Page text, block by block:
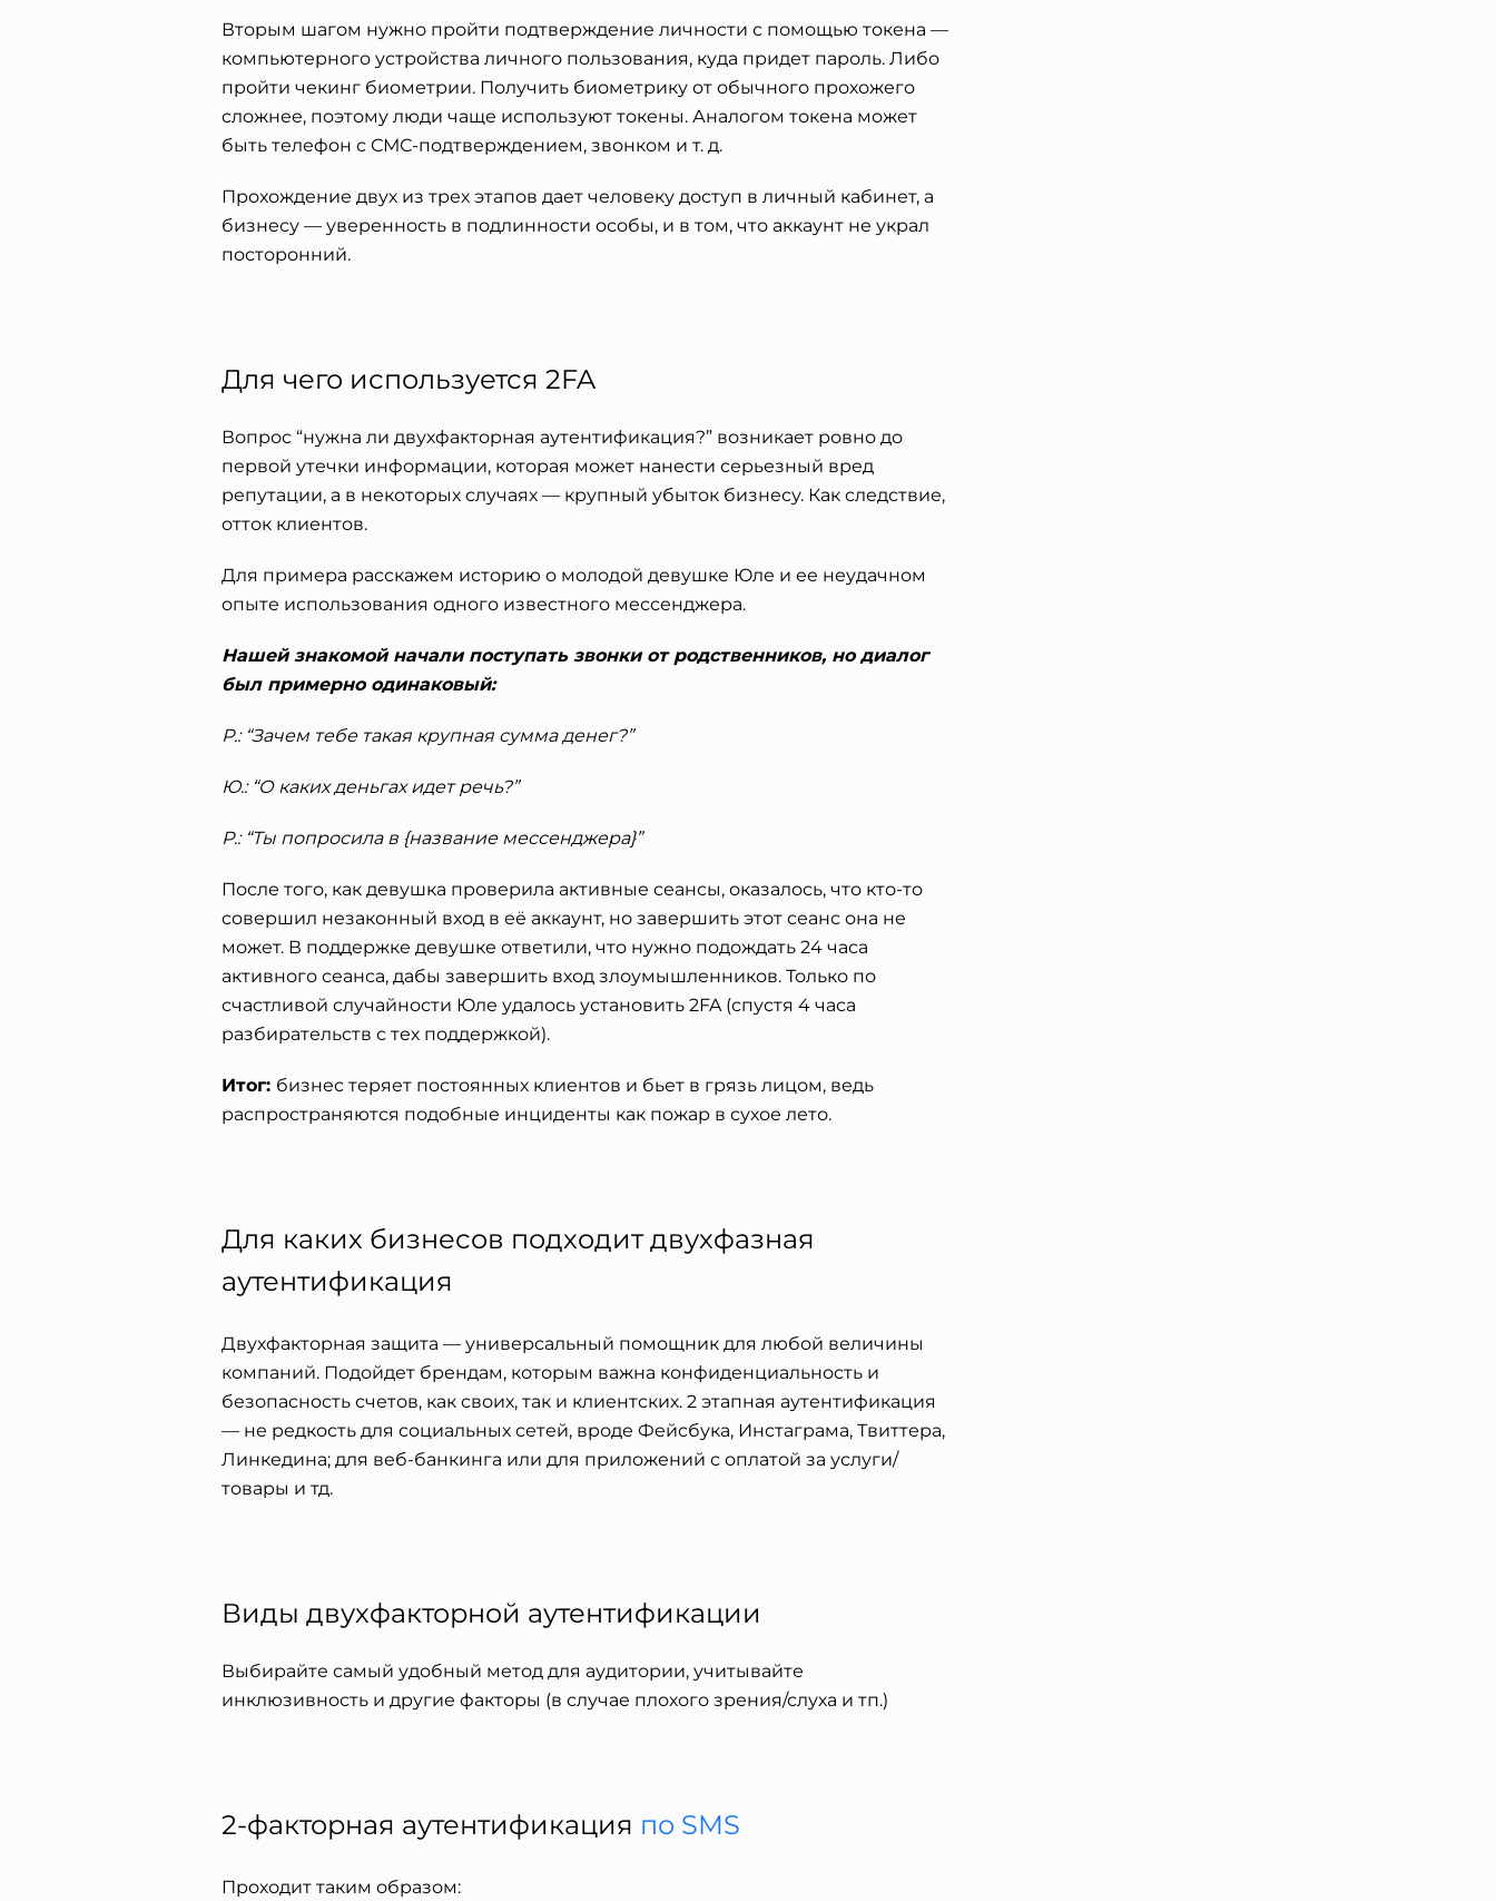
Вторым шагом нужно пройти подтверждение личности с помощью токена —
компьютерного устройства личного пользования, куда придет пароль. Либо
пройти чекинг биометрии. Получить биометрику от обычного прохожего
сложнее, поэтому люди чаще используют токены. Аналогом токена может
быть телефон с СМС-подтверждением, звонком и т. д.
Прохождение двух из трех этапов дает человеку доступ в личный кабинет, а
бизнесу — уверенность в подлинности особы, и в том, что аккаунт не украл
посторонний.
Для чего используется 2FA
Вопрос “нужна ли двухфакторная аутентификация?” возникает ровно до
первой утечки информации, которая может нанести серьезный вред
репутации, а в некоторых случаях — крупный убыток бизнесу. Как следствие,
отток клиентов.
Для примера расскажем историю о молодой девушке Юле и ее неудачном
опыте использования одного известного мессенджера.
Нашей знакомой начали поступать звонки от родственников, но диалог
был примерно одинаковый:
Р.: “Зачем тебе такая крупная сумма денег?”
Ю.: “О каких деньгах идет речь?”
Р.: “Ты попросила в {название мессенджера}”
После того, как девушка проверила активные сеансы, оказалось, что кто-то
совершил незаконный вход в её аккаунт, но завершить этот сеанс она не
может. В поддержке девушке ответили, что нужно подождать 24 часа
активного сеанса, дабы завершить вход злоумышленников. Только по
счастливой случайности Юле удалось установить 2FA (спустя 4 часа
разбирательств с тех поддержкой).
Итог: бизнес теряет постоянных клиентов и бьет в грязь лицом, ведь
распространяются подобные инциденты как пожар в сухое лето.
Для каких бизнесов подходит двухфазная
аутентификация
Двухфакторная защита — универсальный помощник для любой величины
компаний. Подойдет брендам, которым важна конфиденциальность и
безопасность счетов, как своих, так и клиентских. 2 этапная аутентификация
— не редкость для социальных сетей, вроде Фейсбука, Инстаграма, Твиттера,
Линкедина; для веб-банкинга или для приложений с оплатой за услуги/
товары и тд.
Виды двухфакторной аутентификации
Выбирайте самый удобный метод для аудитории, учитывайте
инклюзивность и другие факторы (в случае плохого зрения/слуха и тп.)
2-факторная аутентификация по SMS
Проходит таким образом: